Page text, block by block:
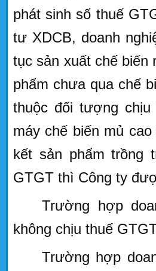
phát sinh số thuế
tư XDCB, doanh
tục sản xuất chế biến
phẩm chưa qua chế
thuộc đối tượng
máy chế biến mủ
kết sản phẩm trồng
GTGT thì Công ty
Trường hợp
không chịu thuế
Trường hợp